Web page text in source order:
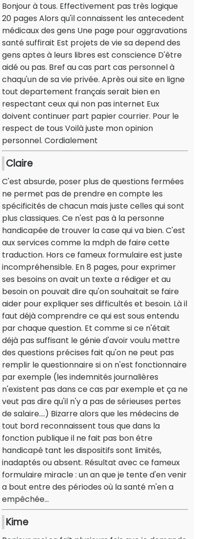
Bonjour à tous. Effectivement pas très logique
20 pages Alors qu'il connaissent les antecedent
médicaux des gens Une page pour aggravations
santé suffirait Est projets de vie sa depend des
gens aptes à leurs libres est conscience D'être
aidé ou pas. Bref au cas part cas personnel à
chaqu'un de sa vie privée. Après oui site en ligne
tout departement français serait bien en
respectant ceux qui non pas internet Eux
doivent continuer part papier courrier. Pour le
respect de tous Voilà juste mon opinion
personnel. Cordialement
Claire
C'est absurde, poser plus de questions fermées
ne permet pas de prendre en compte les
spécificités de chacun mais juste celles qui sont
plus classiques. Ce n'est pas à la personne
handicapée de trouver la case qui va bien. C'est
aux services comme la mdph de faire cette
traduction. Hors ce fameux formulaire est juste
incompréhensible. En 8 pages, pour exprimer
ses besoins on avait un texte a rédiger et au
besoin on pouvait dire qu'on souhaitait se faire
aider pour expliquer ses difficultés et besoin. Là il
faut déjà comprendre ce qui est sous entendu
par chaque question. Et comme si ce n'était
déjà pas suffisant le génie d'avoir voulu mettre
des questions précises fait qu'on ne peut pas
remplir le questionnaire si on n'est fonctionnaire
par exemple (les indemnités journalières
n'existent pas dans ce cas par exemple et ça ne
veut pas dire qu'il n'y a pas de sérieuses pertes
de salaire....) Bizarre alors que les médecins de
tout bord reconnaissent tous que dans la
fonction publique il ne fait pas bon étre
handicapé tant les dispositifs sont limités,
inadaptés ou absent. Résultat avec ce fameux
formulaire miracle : un an que je tente d'en venir
a bout entre des périodes où la santé m'en a
empêchée...
Kime